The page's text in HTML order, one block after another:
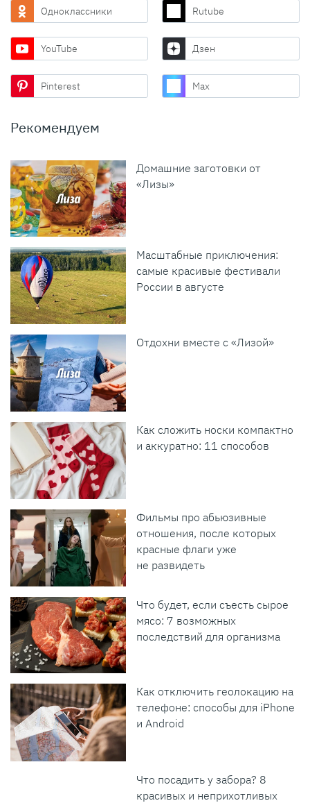
Одноклассники Rutube
YouTube Дзен
Pinterest Max
Рекомендуем
Домашние заготовки от
«Лизы»
Масштабные приключения:
самые красивые фестивали
России в августе
Отдохни вместе с «Лизой»
Как сложить носки компактно
и аккуратно: 11 способов
Фильмы про абьюзивные
отношения, после которых
красные флаги уже
не развидеть
Что будет, если съесть сырое
мясо: 7 возможных
последствий для организма
Как отключить геолокацию на
телефоне: способы для iPhone
и Android
Что посадить у забора? 8
красивых и неприхотливых